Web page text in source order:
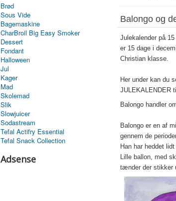
Brød
Sous Vide
Bagemaskine
CharBroil Big Easy Smoker
Dessert
Fondant
Halloween
Jul
Kager
Mad
Skolemad
Slik
Slowjuicer
Sodastream
Tefal Actifry Essential
Tefal Snack Collection
Adsense
Balongo og
Julekalender på
er 15 dage i
Christian klasse.
Her under kan du
JULEKALENDER
Balongo handler
Balongo er en af
gennem de
Han har heddet
Lille ballon, med
tænder der stikker